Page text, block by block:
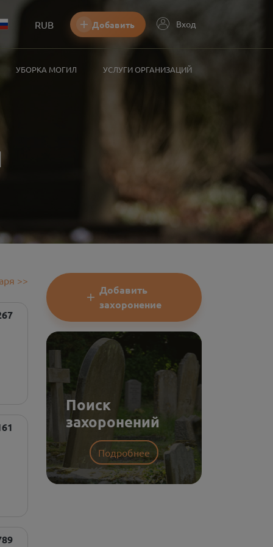
RUB Добавить Вход
УБОРКА МОГИЛ УСЛУГИ ОРГАНИЗАЦИЙ
>>
Добавить
захоронение
Поиск
захоронений
Подробнее